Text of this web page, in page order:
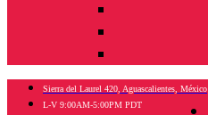
Sierra del Laurel 420, Aguascalientes, México
L-V 9:00AM-5:00PM PDT